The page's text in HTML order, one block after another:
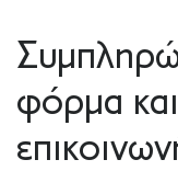
φόρμα